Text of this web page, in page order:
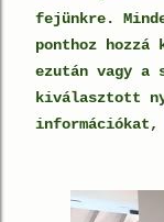
fejünkre.
ponthoz
ezután vagy a
kiválasztott